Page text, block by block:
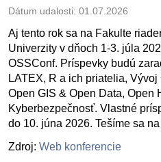
Dátum udalosti: 01.07.2026
Aj tento rok sa na Fakulte
Univerzity v dňoch 1-3. júla
OSSConf. Príspevky budú
LATEX, R a ich priatelia,
Open GIS & Open Data, Open
Kyberbezpečnosť. Vlastné
do 10. júna 2026. Tešíme sa
Zdroj: Web konferencie